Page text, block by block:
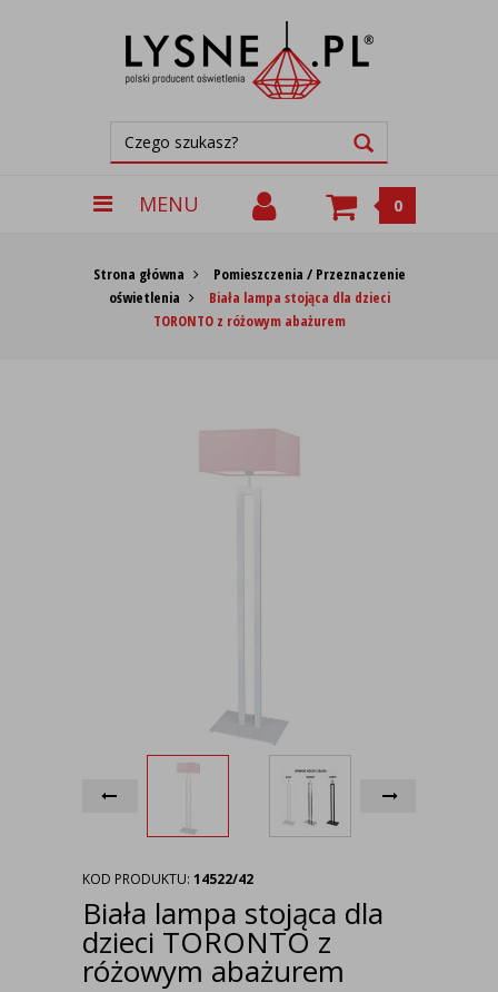
MENU 0
Strona główna
Pomieszczenia / Przeznaczenie
oświetlenia
Biała lampa stojąca dla dzieci
TORONTO z różowym abażurem
KOD PRODUKTU: 14522/42
Biała lampa stojąca dla
dzieci TORONTO z
różowym abażurem